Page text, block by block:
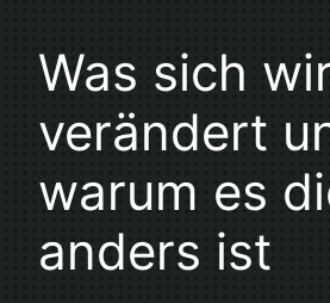
Was sich
verändert
warum es
anders ist